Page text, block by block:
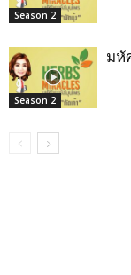
Season 2
Season 2
มหั